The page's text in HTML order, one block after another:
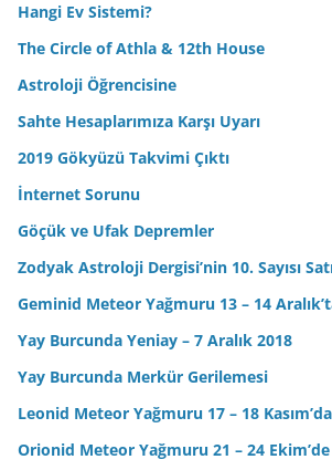
Hangi Ev Sistemi?
The Circle of Athla & 12th House
Astroloji Öğrencisine
Sahte Hesaplarımıza Karşı Uyarı
2019 Gökyüzü Takvimi Çıktı
İnternet Sorunu
Göçük ve Ufak Depremler
Zodyak Astroloji Dergisi’nin 10. Sayısı
Geminid Meteor Yağmuru 13 – 14
Yay Burcunda Yeniay – 7 Aralık 2018
Yay Burcunda Merkür Gerilemesi
Leonid Meteor Yağmuru 17 – 18 Kasım’da
Orionid Meteor Yağmuru 21 – 24 Ekim’de